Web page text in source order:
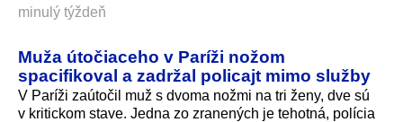
minulý týždeň
Muža útočiaceho v Paríži nožom
spacifikoval a zadržal policajt mimo služby
V Paríži zaútočil muž s dvoma nožmi na tri ženy, dve sú
v kritickom stave. Jedna zo zranených je tehotná, polícia